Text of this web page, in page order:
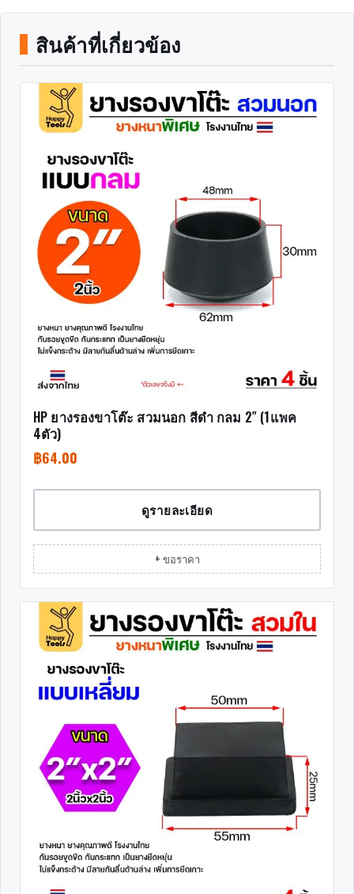
สินค้าที่เกี่ยวข้อง
HP ยางรองขาโต๊ะ สวมนอก สีดำ กลม 2″ (1แพค
4ตัว)
฿64.00
ดูรายละเอียด
+ ขอราคา